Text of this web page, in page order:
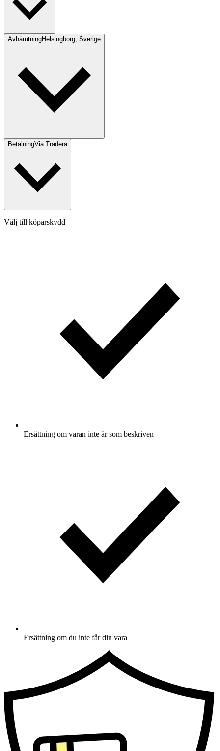
AvhämtningHelsingborg, Sverige
BetalningVia Tradera
Välj till köparskydd
Ersättning om varan inte är som beskriven
Ersättning om du inte får din vara